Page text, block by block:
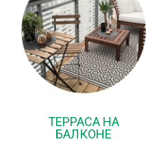
ТЕРРАСА НА
БАЛКОНЕ